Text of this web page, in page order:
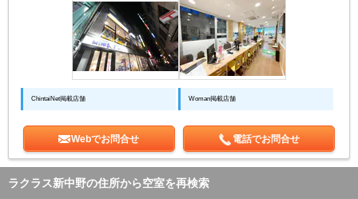
ChintaiNet掲載店舗 Woman掲載店舗
Webでお問合せ 電話でお問合せ
ラクラス新中野の住所から空室を再検索